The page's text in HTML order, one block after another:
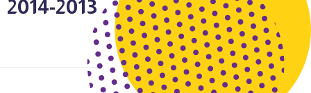
2013-2014